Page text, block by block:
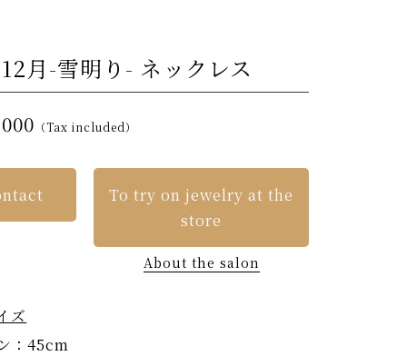
月-雪明り- ネックレス
（Tax included）
To try on jewelry at the
store
About the salon
ズ
：45cm